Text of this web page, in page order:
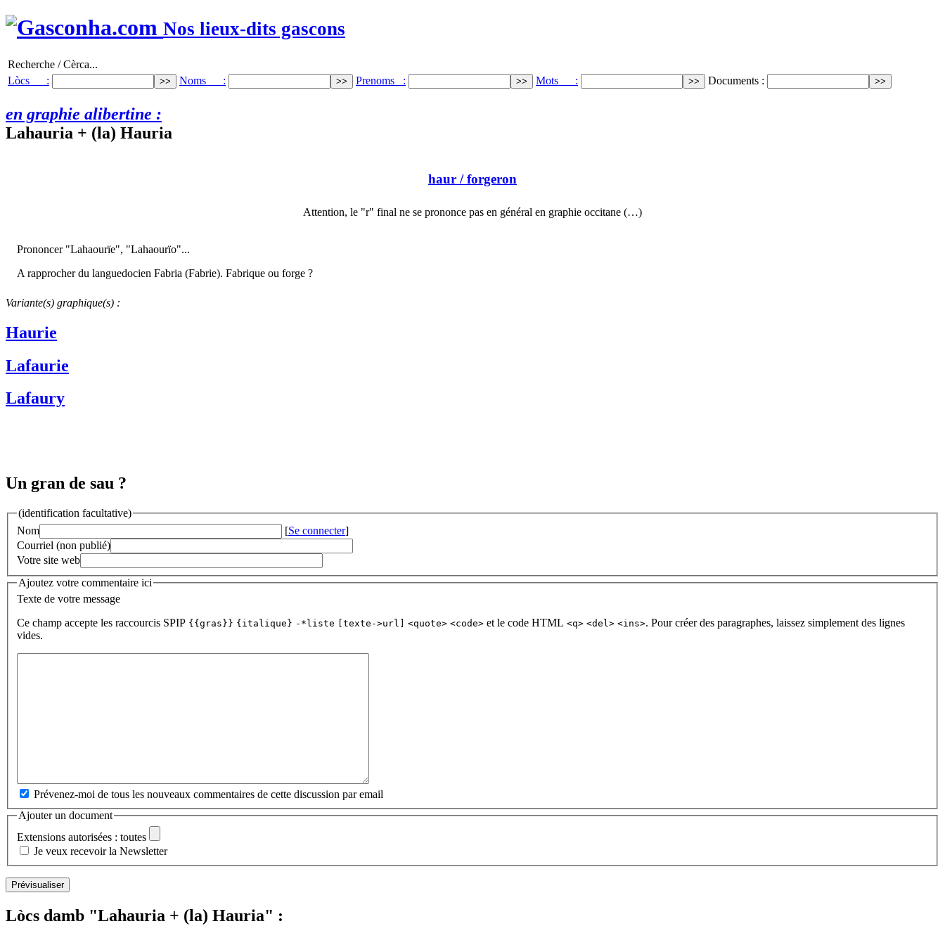
Nos lieux-dits gascons
Recherche / Cèrca...
Lòcs :
Noms : Prenoms : Mots : Documents :
en graphie alibertine :
Lahauria + (la) Hauria
haur / forgeron
Attention, le "r" final ne se prononce pas en général en graphie occitane (…)
Prononcer "Lahaourïe", "Lahaourïo"...
A rapprocher du languedocien Fabria (Fabrie). Fabrique ou forge ?
Variante(s) graphique(s) :
Haurie
Lafaurie
Lafaury
Un gran de sau ?
(identification facultative)
Nom
[Se connecter]
Courriel (non publié)
Votre site web
Ajoutez votre commentaire ici
Texte de votre message
Ce champ accepte les raccourcis SPIP {{gras}} {italique} -*liste [texte->url] <quote> <code> et le code HTML <q> <del> <ins>. Pour créer des paragraphes, laissez simplement des lignes
vides.
Prévenez-moi de tous les nouveaux commentaires de cette discussion par email
Ajouter un document
Extensions autorisées : toutes
Je veux recevoir la Newsletter
Lòcs damb "Lahauria + (la) Hauria" :